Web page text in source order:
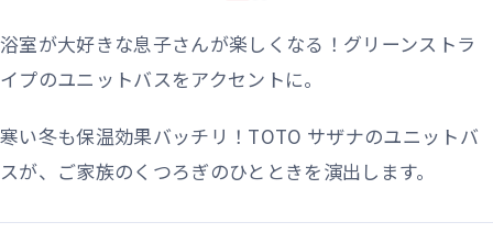
浴室が大好きな息子さんが楽しくなる！グリーンストラ
イプのユニットバスをアクセントに。
寒い冬も保温効果バッチリ！TOTO サザナのユニットバ
スが、ご家族のくつろぎのひとときを演出します。